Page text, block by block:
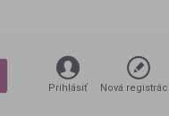
Prihlásiť Nová